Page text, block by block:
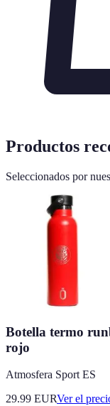
Productos
Seleccionados por
Botella termo
rojo
Atmosfera Sport ES
29.99 EURVer el